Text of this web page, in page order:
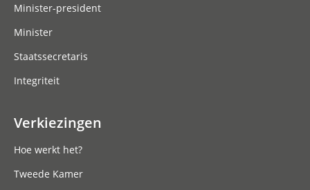
Minister-president
Minister
Staatssecretaris
Integriteit
Verkiezingen
Hoe werkt het?
Tweede Kamer